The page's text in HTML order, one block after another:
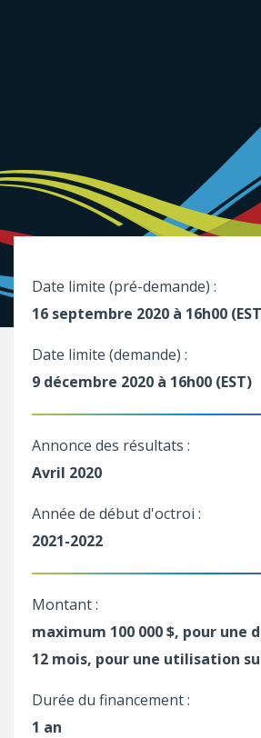
Date limite (pré-demande) :
16 septembre 2020 à 16h00
Date limite (demande) :
9 décembre 2020 à 16h00 (EST)
Annonce des résultats :
Avril 2020
Année de début d'octroi :
2021-2022
Montant :
maximum 100 000 $, pour une
12 mois, pour une utilisation
Durée du financement :
1 an